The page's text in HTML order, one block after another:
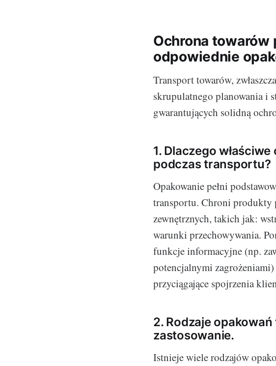
Ochrona towarów
odpowiednie
Transport towarów,
skrupulatnego planowania i
gwarantujących solidną
1. Dlaczego
podczas transportu?
Opakowanie pełni
transportu. Chroni produkty
zewnętrznych, takich jak:
warunki przechowywania.
funkcje informacyjne (np.
potencjalnymi
przyciągające spojrzenia
2. Rodzaje
zastosowanie.
Istnieje wiele rodzajów